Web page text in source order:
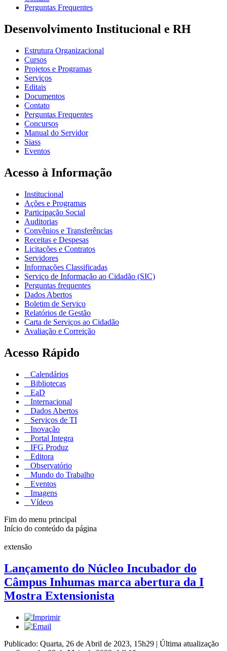
Perguntas Frequentes
Desenvolvimento Institucional e RH
Estrutura Organizacional
Cursos
Projetos e Programas
Serviços
Editais
Documentos
Contato
Perguntas Frequentes
Concursos
Manual do Servidor
Siass
Eventos
Acesso à Informação
Institucional
Ações e Programas
Participação Social
Auditorias
Convênios e Transferências
Receitas e Despesas
Licitações e Contratos
Servidores
Informações Classificadas
Serviço de Informação ao Cidadão (SIC)
Perguntas frequentes
Dados Abertos
Boletim de Serviço
Relatórios de Gestão
Carta de Serviços ao Cidadão
Avaliação e Correição
Acesso Rápido
Calendários
Bibliotecas
EaD
Internacional
Dados Abertos
Serviços de TI
Inovação
Portal Integra
IFG Produz
Editora
Observatório
Mundo do Trabalho
Eventos
Imagens
Vídeos
Fim do menu principal
Início do conteúdo da página
extensão
Lançamento do Núcleo Incubador do
Câmpus Inhumas marca abertura da I
Mostra Extensionista
Publicado: Quarta, 26 de Abril de 2023, 15h29 | Última atualização